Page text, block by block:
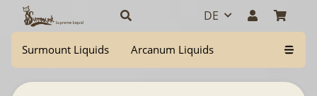
DE
Surmount Liquids Arcanum Liquids